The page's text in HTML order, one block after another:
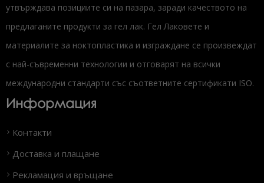
утвърждава позициите си на пазара, заради качеството на
предлаганите продукти за гел лак. Гел Лаковете и
материалите за ноктопластика и изграждане се произвеждат
с най-съвременни технологии и отговарят на всички
международни стандарти със съответните сертификати ISO.
Информация
Контакти
Доставка и плащане
Рекламация и връщане